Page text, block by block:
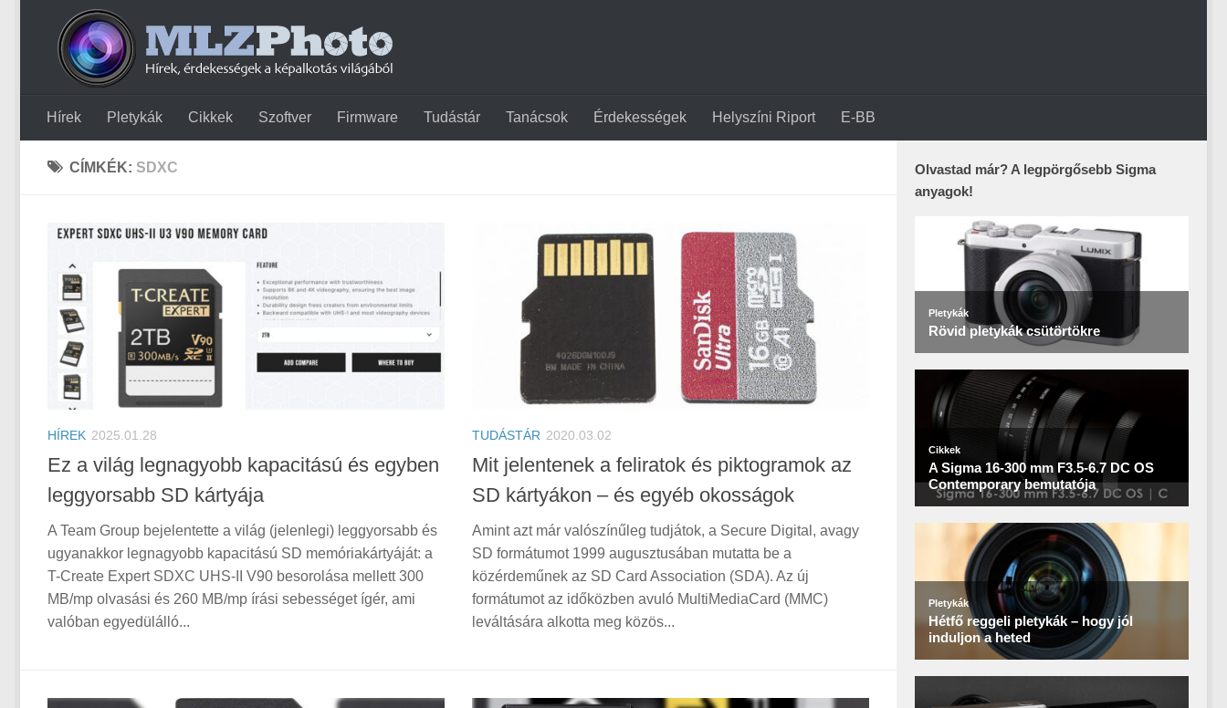
Hírek Pletykák Cikkek Szoftver Firmware Tudástár Tanácsok Érdekességek Helyszíni Riport E-BB
CÍMKÉK: SDXC
HÍREK 2025.01.28
Ez a világ legnagyobb kapacitású és egyben
leggyorsabb SD kártyája
A Team Group bejelentette a világ (jelenlegi) leggyorsabb és
ugyanakkor legnagyobb kapacitású SD memóriakártyáját: a
T-Create Expert SDXC UHS-II V90 besorolása mellett 300
MB/mp olvasási és 260 MB/mp írási sebességet ígér, ami
valóban egyedülálló...
TUDÁSTÁR 2020.03.02
Mit jelentenek a feliratok és piktogramok az
SD kártyákon – és egyéb okosságok
Amint azt már valószínűleg tudjátok, a Secure Digital, avagy
SD formátumot 1999 augusztusában mutatta be a
közérdeműnek az SD Card Association (SDA). Az új
formátumot az időközben avuló MultiMediaCard (MMC)
leváltására alkotta meg közös...
Olvastad már? A legpörgősebb Sigma
anyagok!